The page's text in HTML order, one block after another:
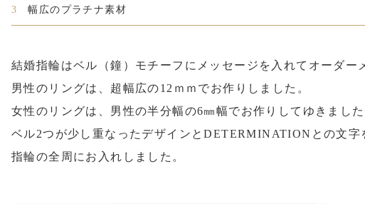
3 幅広のプラチナ素材
結婚指輪はベル（鐘）モチーフにメッセージを入れてオーダー
男性のリングは、超幅広の12ｍｍでお作りしました。
女性のリングは、男性の半分幅の6㎜幅でお作りしてゆきました
ベル2つが少し重なったデザインとDETERMINATIONとの文字
指輪の全周にお入れしました。